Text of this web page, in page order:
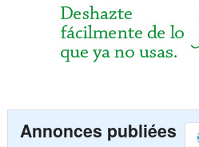
Annonces publiées